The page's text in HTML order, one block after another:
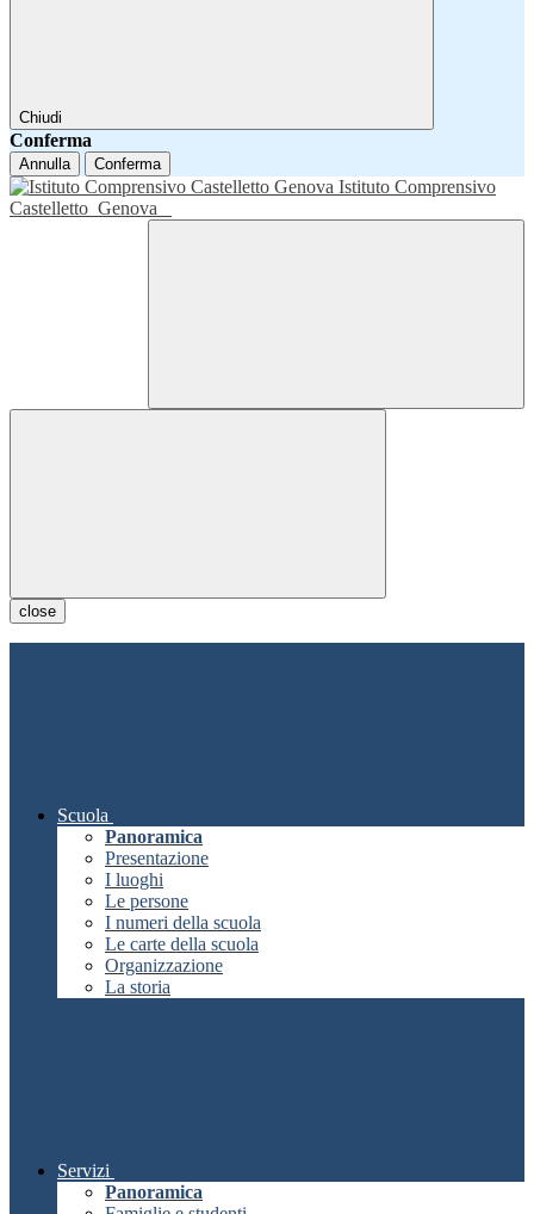
Chiudi
Conferma
Annulla Conferma
Istituto Comprensivo
Castelletto Genova
close
Scuola
Panoramica
Presentazione
I luoghi
Le persone
I numeri della scuola
Le carte della scuola
Organizzazione
La storia
Servizi
Panoramica